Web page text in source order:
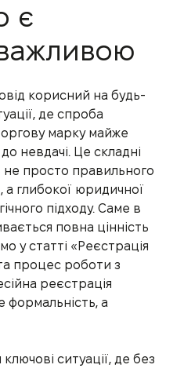
є
корисний на будь-
де спроба
марку майже
невдачі. Це складні
просто правильного
а глибокої юридичної
підходу. Саме в
повна цінність
у статті «Реєстрація
процес роботи з
реєстрація
а
ситуації, де без